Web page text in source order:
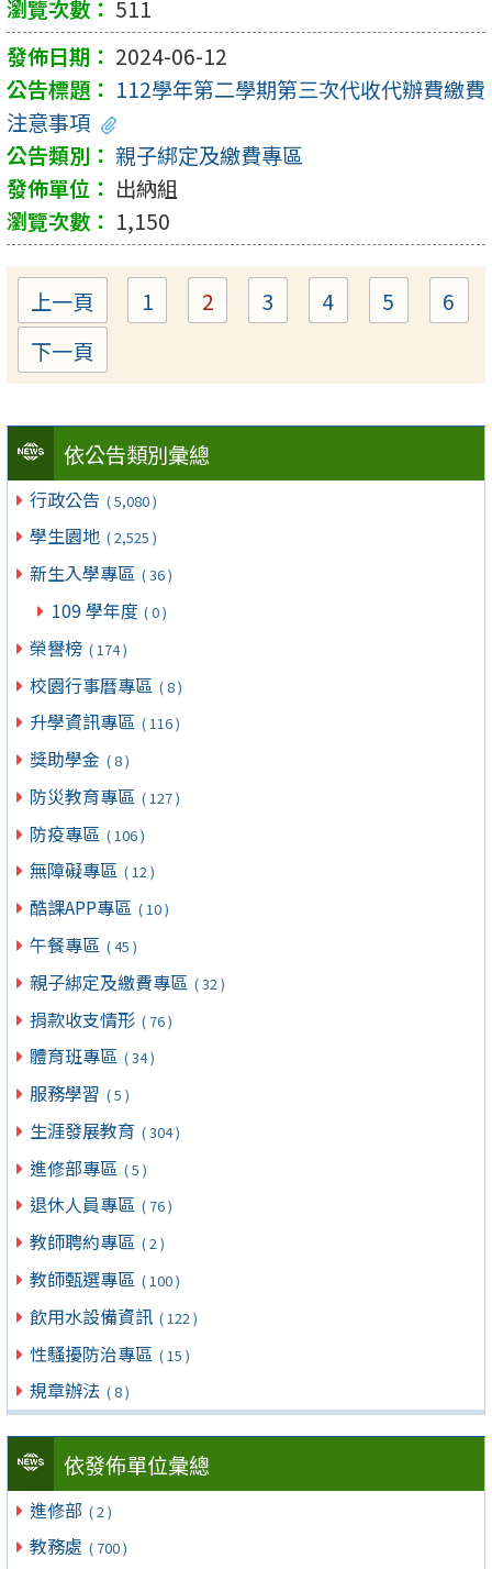
依公告類別彙總
行政公告 ( 5,080 )
學生園地 ( 2,525 )
新生入學專區 ( 36 )
109 學年度 ( 0 )
榮譽榜 ( 174 )
校園行事曆專區 ( 8 )
升學資訊專區 ( 116 )
獎助學金 ( 8 )
防災教育專區 ( 127 )
防疫專區 ( 106 )
無障礙專區 ( 12 )
酷課APP專區 ( 10 )
午餐專區 ( 45 )
親子綁定及繳費專區 ( 32 )
捐款收支情形 ( 76 )
體育班專區 ( 34 )
服務學習 ( 5 )
生涯發展教育 ( 304 )
進修部專區 ( 5 )
退休人員專區 ( 76 )
教師聘約專區 ( 2 )
教師甄選專區 ( 100 )
飲用水設備資訊 ( 122 )
性騷擾防治專區 ( 15 )
規章辦法 ( 8 )
依發佈單位彙總
進修部 ( 2 )
教務處 ( 700 )
511
2024-06-12
112學年第二學期第三次代收代辦費繳費
注意事項
親子綁定及繳費專區
出納組
1,150
上一頁 Page
1 Page
2 Page
3 Page
4 Page
5
6
下一頁